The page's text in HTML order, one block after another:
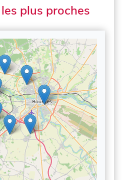
plus proches